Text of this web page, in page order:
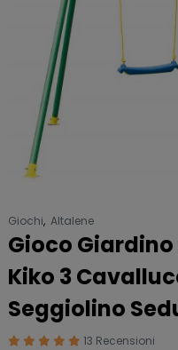
Giochi, Altalene
Gioco
Kiko 3
Seggiolino
13 Recensioni